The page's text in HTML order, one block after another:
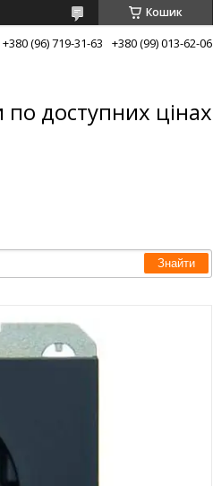
Кошик
+380 (96) 719-31-63 +380 (99) 013-62-06
по доступних цінах
Знайти